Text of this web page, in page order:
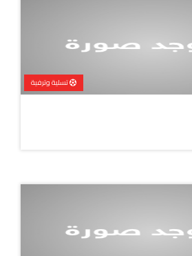
تسلية وترفية